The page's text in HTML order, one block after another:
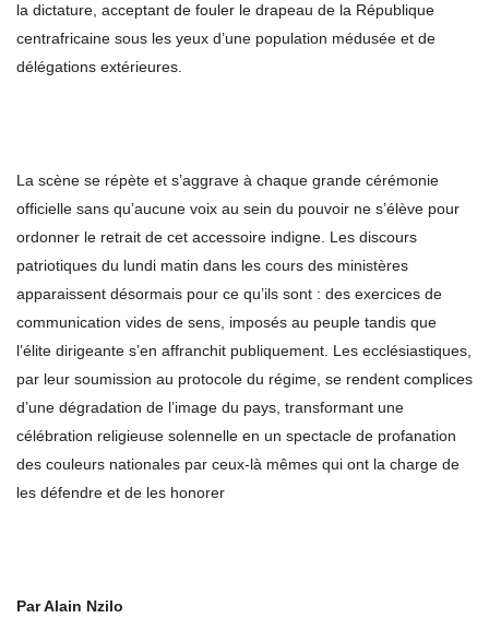
la dictature, acceptant de fouler le drapeau de la République
centrafricaine sous les yeux d’une population médusée et de
délégations extérieures.
La scène se répète et s’aggrave à chaque grande cérémonie
officielle sans qu’aucune voix au sein du pouvoir ne s’élève pour
ordonner le retrait de cet accessoire indigne. Les discours
patriotiques du lundi matin dans les cours des ministères
apparaissent désormais pour ce qu’ils sont : des exercices de
communication vides de sens, imposés au peuple tandis que
l’élite dirigeante s’en affranchit publiquement. Les ecclésiastiques,
par leur soumission au protocole du régime, se rendent complices
d’une dégradation de l’image du pays, transformant une
célébration religieuse solennelle en un spectacle de profanation
des couleurs nationales par ceux-là mêmes qui ont la charge de
les défendre et de les honorer
Par Alain Nzilo